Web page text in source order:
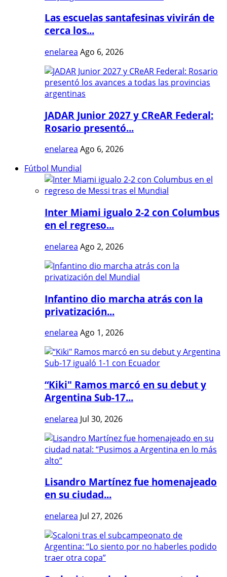
Las escuelas santafesinas vivirán de
cerca los...
enelarea Ago 6, 2026
JADAR Junior 2027 y CReAR Federal:
Rosario presentó...
enelarea Ago 6, 2026
Fútbol Mundial
Inter Miami igualo 2-2 con Columbus
en el regreso...
enelarea Ago 2, 2026
Infantino dio marcha atrás con la
privatización...
enelarea Ago 1, 2026
“Kiki" Ramos marcó en su debut y
Argentina Sub-17...
enelarea Jul 30, 2026
Lisandro Martínez fue homenajeado
en su ciudad...
enelarea Jul 27, 2026